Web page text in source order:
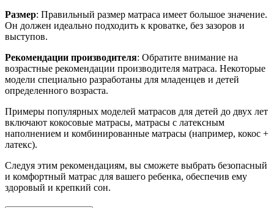
Размер: Правильный размер матраса имеет большое значение.
Он должен идеально подходить к кроватке, без зазоров и
выступов.
Рекомендации производителя: Обратите внимание на
возрастные рекомендации производителя матраса. Некоторые
модели специально разработаны для младенцев и детей
определенного возраста.
Примеры популярных моделей матрасов для детей до двух лет
включают кокосовые матрасы, матрасы с латексным
наполнением и комбинированные матрасы (например, кокос +
латекс).
Следуя этим рекомендациям, вы сможете выбрать безопасный
и комфортный матрас для вашего ребенка, обеспечив ему
здоровый и крепкий сон.